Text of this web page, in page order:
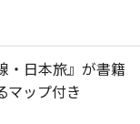
・日本旅』が書籍
ップ付き